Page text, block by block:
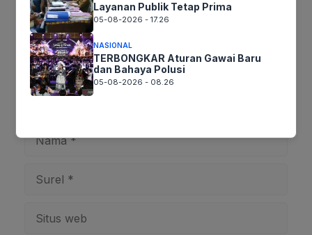
web
Layanan Publik Tetap Prima
05-08-2026 - 17.26
NASIONAL
TERBONGKAR Aturan Gawai Baru
dan Bahaya Polusi
05-08-2026 - 08.26